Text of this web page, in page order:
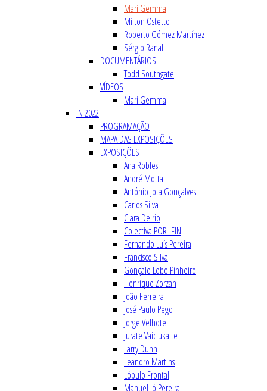
Mari Gemma
Milton Ostetto
Roberto Gómez Martínez
Sérgio Ranalli
DOCUMENTÁRIOS
Todd Southgate
VÍDEOS
Mari Gemma
iN 2022
PROGRAMAÇÃO
MAPA DAS EXPOSIÇÕES
EXPOSIÇÕES
Ana Robles
André Motta
António Jota Gonçalves
Carlos Silva
Clara Delrio
Colectiva POR -FIN
Fernando Luís Pereira
Francisco Silva
Gonçalo Lobo Pinheiro
Henrique Zorzan
João Ferreira
José Paulo Pego
Jorge Velhote
Jurate Vaiciukaite
Larry Dunn
Leandro Martins
Lóbulo Frontal
Manuel Jó Pereira